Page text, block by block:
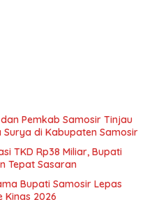
Pemkab Samosir Tinjau
di Kabupaten Samosir
TKD Rp38 Miliar, Bupati
Tepat Sasaran
Bupati Samosir Lepas
Kings 2026